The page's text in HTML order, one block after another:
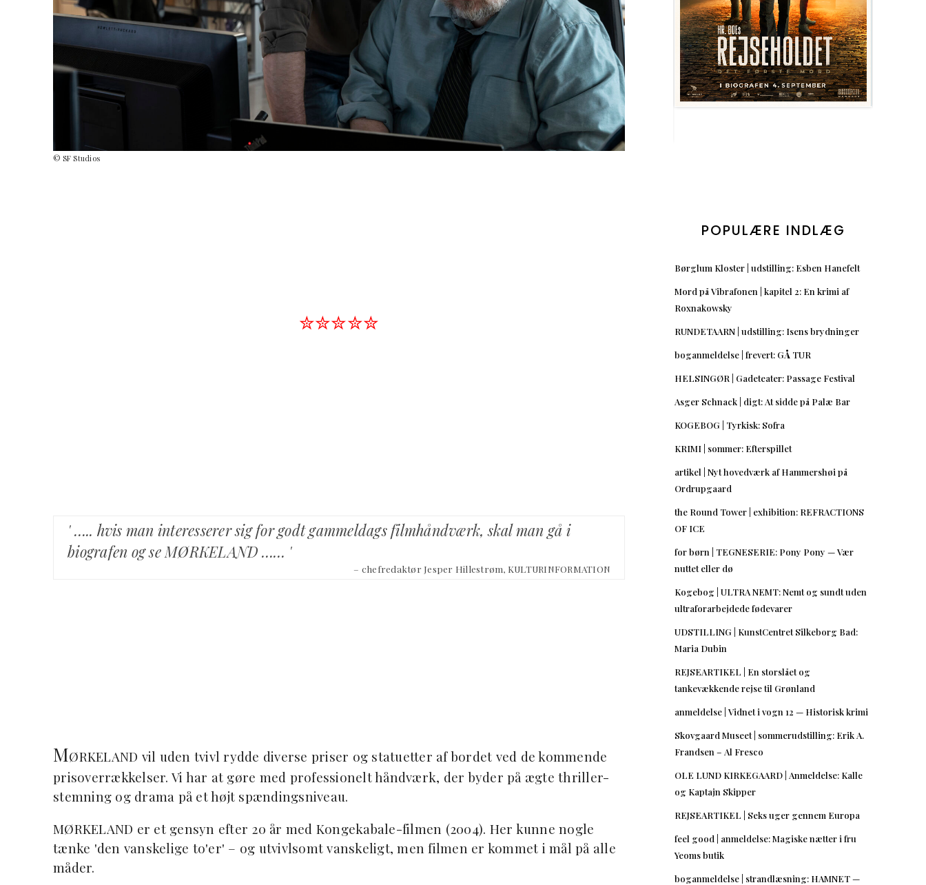
© SF Studios
✮✮✮✮✮
' ….. hvis man interesserer sig for godt gammeldags filmhåndværk, skal man gå i
biografen og se MØRKELAND …… '
– chefredaktør Jesper Hillestrøm, KULTURINFORMATION
MØRKELAND vil uden tvivl rydde diverse priser og statuetter af bordet ved de kommende
prisoverrækkelser. Vi har at gøre med professionelt håndværk, der byder på ægte thriller-
stemning og drama på et højt spændingsniveau.
MØRKELAND er et gensyn efter 20 år med Kongekabale-filmen (2004). Her kunne nogle
tænke 'den vanskelige to'er' – og utvivlsomt vanskeligt, men filmen er kommet i mål på alle
måder.
POPULÆRE INDLÆG
Børglum Kloster | udstilling: Esben Hanefelt
Mord på Vibrafonen | kapitel 2: En krimi af
Roxnakowsky
RUNDETAARN | udstilling: Isens brydninger
boganmeldelse | frevert: GÅ TUR
HELSINGØR | Gadeteater: Passage Festival
Asger Schnack | digt: At sidde på Palæ Bar
KOGEBOG | Tyrkisk: Sofra
KRIMI | sommer: Efterspillet
artikel | Nyt hovedværk af Hammershøi på
Ordrupgaard
the Round Tower | exhibition: REFRACTIONS
OF ICE
for børn | TEGNESERIE: Pony Pony — Vær
nuttet eller dø
Kogebog | ULTRA NEMT: Nemt og sundt uden
ultraforarbejdede fødevarer
UDSTILLING | KunstCentret Silkeborg Bad:
Maria Dubin
REJSEARTIKEL | En storslået og
tankevækkende rejse til Grønland
anmeldelse | Vidnet i vogn 12 — Historisk krimi
Skovgaard Museet | sommerudstilling: Erik A.
Frandsen – Al Fresco
OLE LUND KIRKEGAARD | Anmeldelse: Kalle
og Kaptajn Skipper
REJSEARTIKEL | Seks uger gennem Europa
feel good | anmeldelse: Magiske nætter i fru
Yeoms butik
boganmeldelse | strandlæsning: HAMNET —